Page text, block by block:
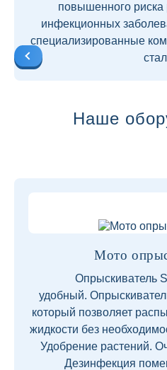
повышенного риска
инфекционных
специализированные
Наше
Мото
Опрыскиватель
удобный.
который позволяет
жидкости без
Удобрение растений.
Дезинфекция